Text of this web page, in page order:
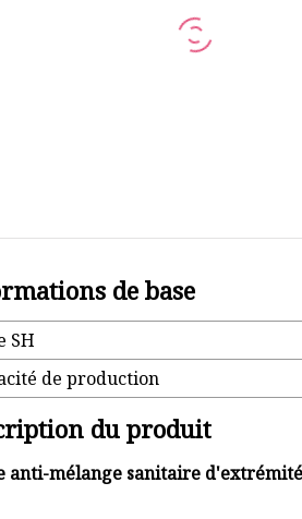
Vanne à siège de
Vanne anti-mélange
de base
SH
de production
du produit
anti-mélange sanitaire